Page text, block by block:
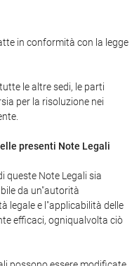
in conformità con la legge
le altre sedi, le parti
per la risoluzione nei
presenti Note Legali
queste Note Legali sia
da un"autorità
legale e l"applicabilità delle
efficaci, ogniqualvolta ciò